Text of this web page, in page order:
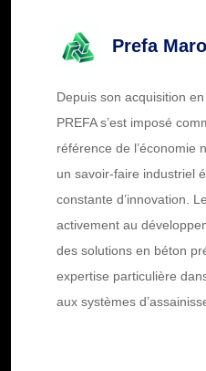
Prefa
Depuis son acquisition
PREFA s’est imposé
référence de l’économie
un savoir-faire industriel
constante d’innovation.
activement au
des solutions en béton
expertise particulière
aux systèmes